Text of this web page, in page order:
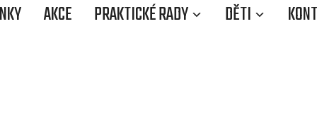
AKCE PRAKTICKÉ RADY DĚTI